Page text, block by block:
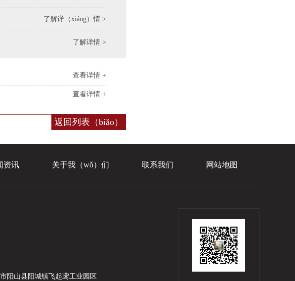
了解详（xiáng）情 >
了解详情 >
查看详情 +
查看详情 +
返回列表（biǎo）
资讯 关于我（wǒ）们 联系我们 网站地图
阳山县阳城镇飞起鸢工业园区